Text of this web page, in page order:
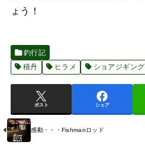
ょう！
釣行記
積丹
ヒラメ ショアジギング
ポスト シェア
感動・・・Fishmanロッド